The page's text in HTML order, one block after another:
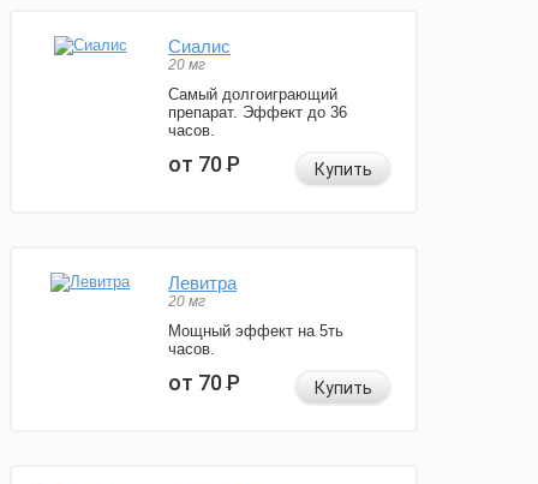
Сиалис
20 мг
Самый долгоиграющий
препарат. Эффект до 36
часов.
от 70Р Купить
Левитра
20 мг
Мощный эффект на 5ть
часов.
от 70Р Купить